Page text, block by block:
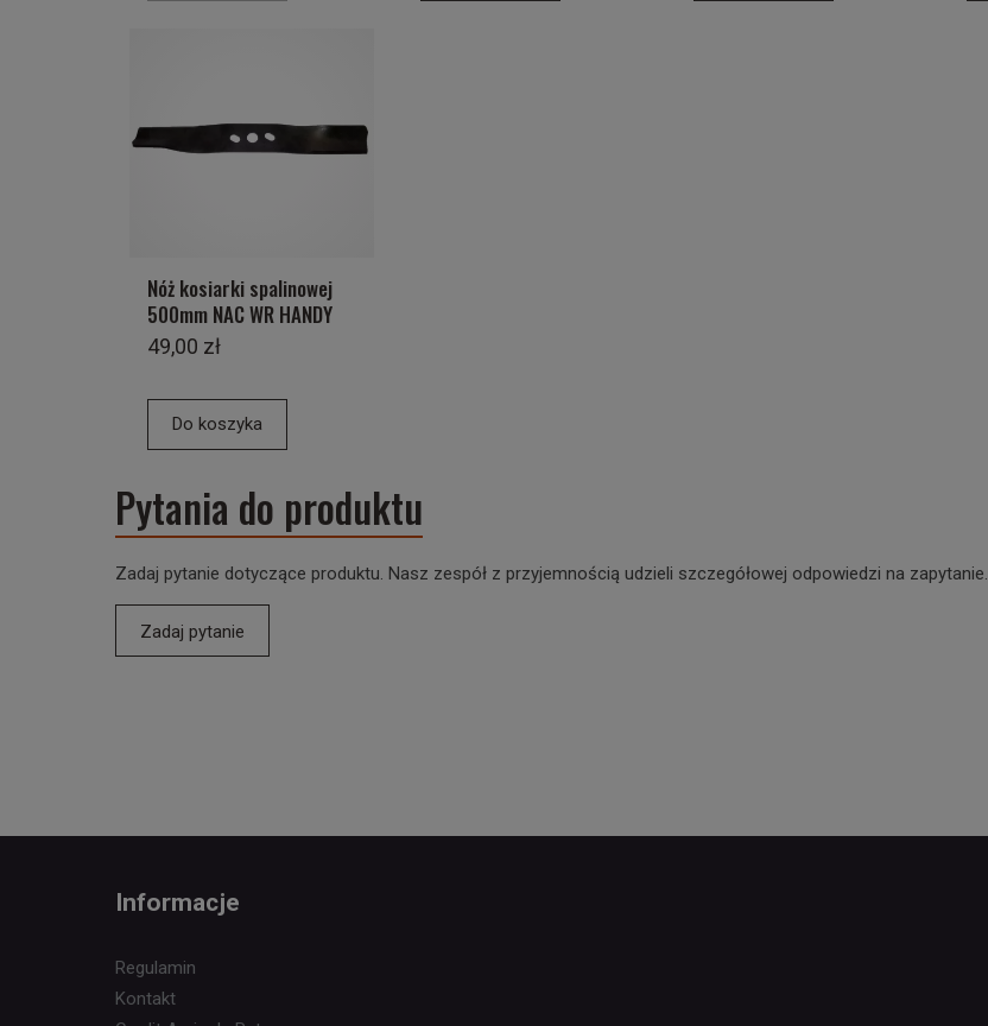
Nóż kosiarki spalinowej
500mm NAC WR HANDY
49,00 zł
Do koszyka
Pytania do produktu
Zadaj pytanie dotyczące produktu. Nasz zespół z przyjemnością udzieli szczegółowej odpowiedzi na zapytanie.
Zadaj pytanie
Informacje
Regulamin
Kontakt